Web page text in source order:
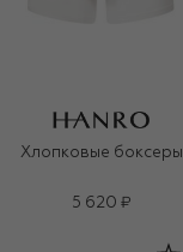
Хлопковые боксеры
5 620 ₽